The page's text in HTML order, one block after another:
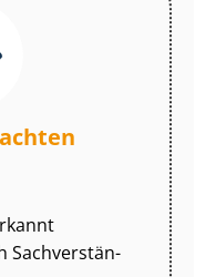
Sach­ver­stän­